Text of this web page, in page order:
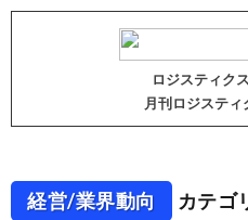
ロジスティク
月刊ロジスティ
経営/業界動向 カテゴ